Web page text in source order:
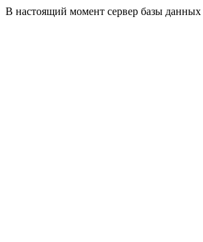
В настоящий момент сервер базы